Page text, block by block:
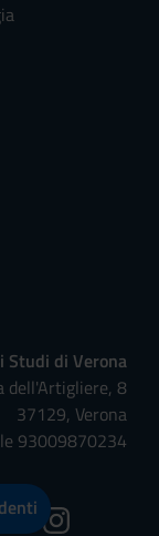
Studi di Verona
dell'Artigliere, 8
37129, Verona
93009870234